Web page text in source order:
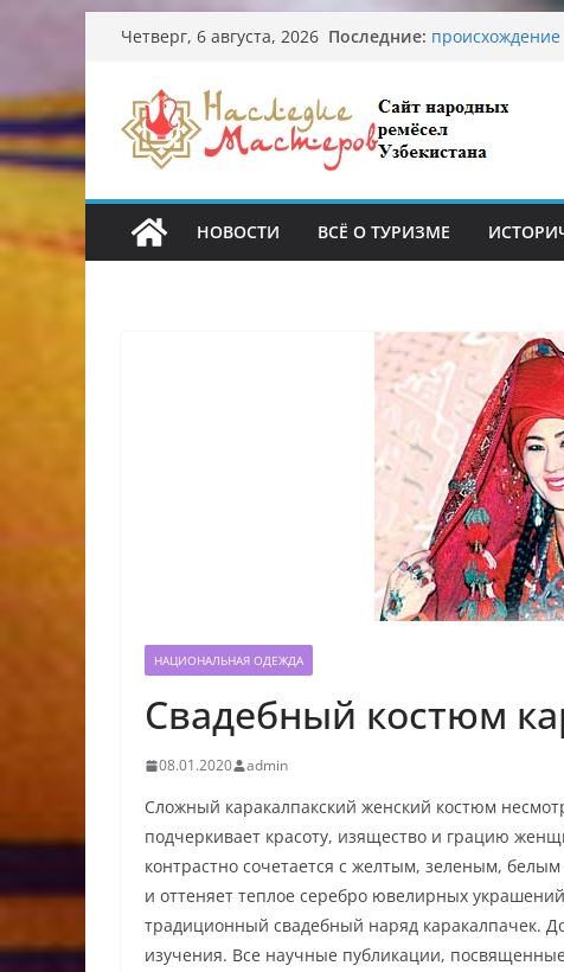
Перейти
содержимому
Четверг, 6 августа, 2026 Последние: Узбекские
Опасная диета
От знахарей до
Обрушение на
НОВОСТИ ВСЁ О ТУРИЗМЕ
НАЦИОНАЛЬНАЯ ОДЕЖДА
Свадебный костюм
08.01.2020 admin
Сложный каракалпакский женский костюм
подчеркивает красоту, изящество и грацию
контрастно сочетается с желтым, зеленым,
и оттеняет теплое серебро ювелирных
традиционный свадебный наряд каракалпачек.
изучения. Все научные публикации,